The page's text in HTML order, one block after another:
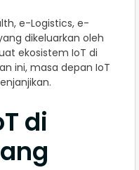
e-Logistics, e-
dikeluarkan oleh
ekosistem IoT di
ini, masa depan IoT
di